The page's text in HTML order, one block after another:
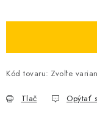
Kód tovaru: Zvoľte
Tlač Opýtať